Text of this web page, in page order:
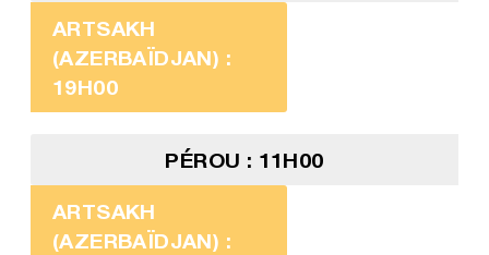
ARTSAKH
(AZERBAÏDJAN) :
19H00
PÉROU : 11H00
ARTSAKH
(AZERBAÏDJAN) :